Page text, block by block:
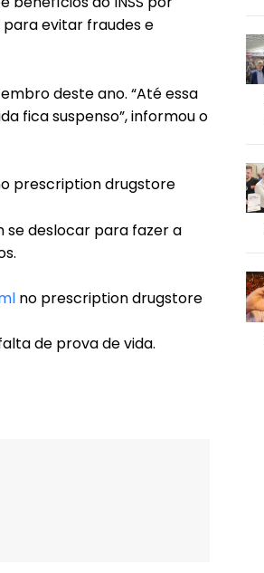
evitar fraudes e
deste ano. “Até essa
fica suspenso”, informou o
prescription drugstore
se deslocar para fazer a
no prescription drugstore
de prova de vida.